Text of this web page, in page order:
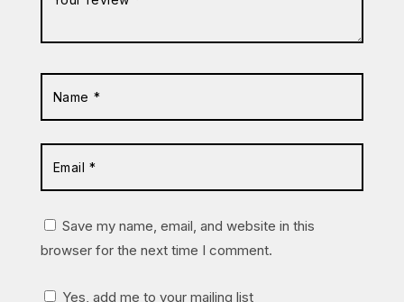
Save my name, email, and website in this
browser for the next time I comment.
Yes, add me to your mailing list